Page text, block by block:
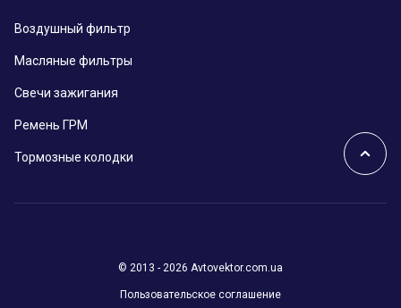
Воздушный фильтр
Масляные фильтры
Свечи зажигания
Ремень ГРМ
Тормозные колодки
© 2013 - 2026 Avtovektor.com.ua
Пользовательское соглашение